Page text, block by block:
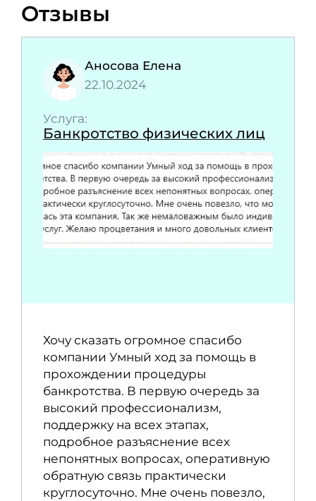
Отзывы
Аносова Елена
22.10.2024
Услуга:
Банкротство физических лиц
Хочу сказать огромное спасибо
компании Умный ход за помощь в
прохождении процедуры
банкротства. В первую очередь за
высокий профессионализм,
поддержку на всех этапах,
подробное разъяснение всех
непонятных вопросах, оперативную
обратную связь практически
круглосуточно. Мне очень повезло,